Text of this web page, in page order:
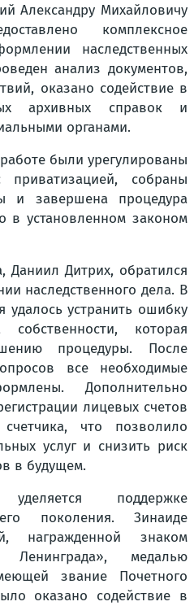
Александру Михайловичу
комплексное
наследственных
анализ документов,
оказано содействие в
архивных справок и
органами.
были урегулированы
собраны
и завершена процедура
в установленном законом
Даниил Дитрих, обратился
наследственного дела. В
удалось устранить ошибку
которая
процедуры. После
все необходимые
Дополнительно
лицевых счетов
что позволило
услуг и снизить риск
в будущем.
поддержке
поколения. Зинаиде
награжденной знаком
Ленинграда», медалью
звание Почетного
оказано содействие в